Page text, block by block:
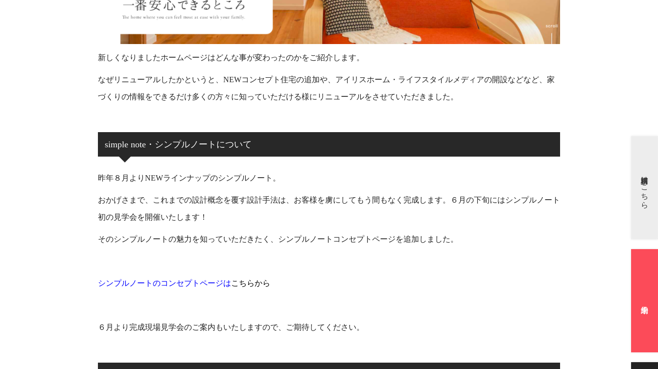
新しくなりましたホームページはどんな事が変わったのかをご紹介します。
なぜリニューアルしたかというと、NEWコンセプト住宅の追加や、アイリスホーム・ライフスタイルメディアの開設などなど、家
づくりの情報をできるだけ多くの方々に知っていただける様にリニューアルをさせていただきました。
simple note・シンプルノートについて
昨年８月よりNEWラインナップのシンプルノート。
おかげさまで、これまでの設計概念を覆す設計手法は、お客様を虜にしてもう間もなく完成します。６月の下旬にはシンプルノート
初の見学会を開催いたします！
そのシンプルノートの魅力を知っていただきたく、シンプルノートコンセプトページを追加しました。
シンプルノートのコンセプトページはこちらから
６月より完成現場見学会のご案内もいたしますので、ご期待してください。
資料請求はこちら